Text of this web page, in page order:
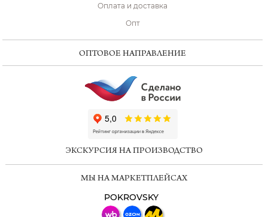
Оплата и доставка
Опт
ОПТОВОЕ НАПРАВЛЕНИЕ
ЭКСКУРСИЯ НА ПРОИЗВОДСТВО
МЫ НА МАРКЕТПЛЕЙСАХ
POKROVSKY